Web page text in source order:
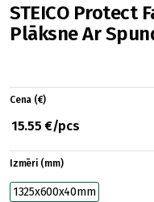
STEICO Protect
Plāksne Ar
Cena (€)
15.55 €/pcs
Izmēri (mm)
1325x600x40mm